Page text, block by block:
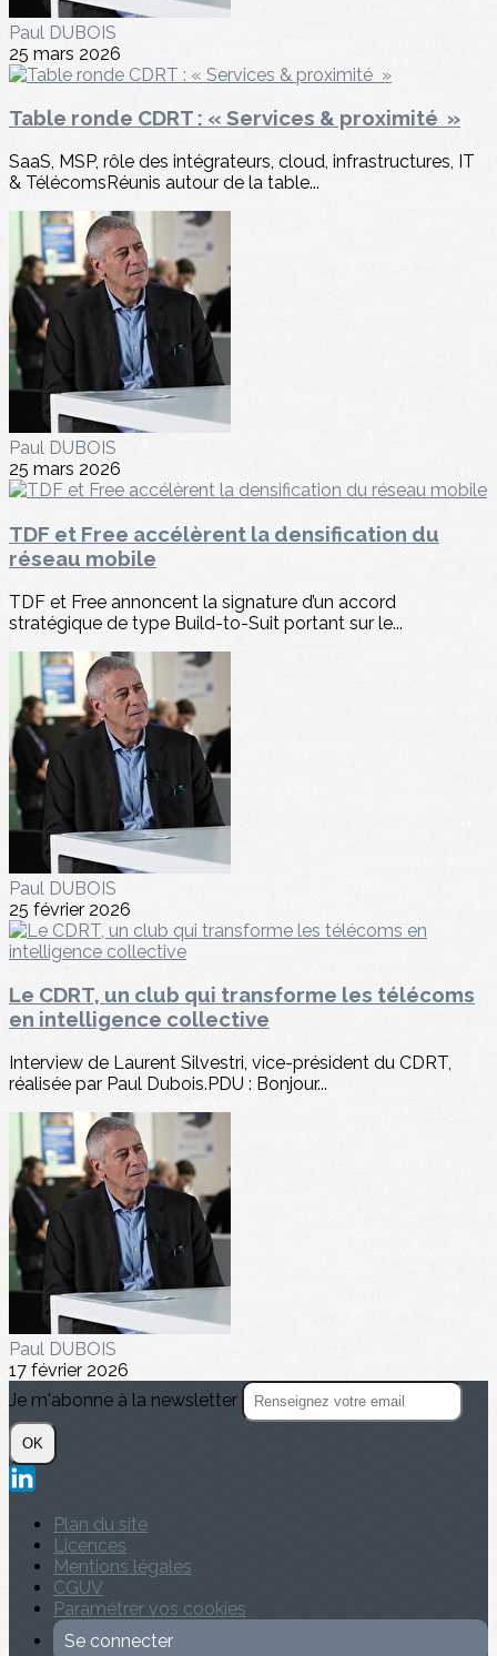
Paul DUBOIS
25 mars 2026
Table ronde CDRT : « Services & proximité »
SaaS, MSP, rôle des intégrateurs, cloud, infrastructures, IT
& TélécomsRéunis autour de la table...
Paul DUBOIS
25 mars 2026
TDF et Free accélèrent la densification du
réseau mobile
TDF et Free annoncent la signature d’un accord
stratégique de type Build-to-Suit portant sur le...
Paul DUBOIS
25 février 2026
Le CDRT, un club qui transforme les télécoms
en intelligence collective
Interview de Laurent Silvestri, vice-président du CDRT,
réalisée par Paul Dubois.PDU : Bonjour...
Paul DUBOIS
17 février 2026
Je m'abonne à la newsletter
OK
Plan du site
Licences
Mentions légales
CGUV
Paramétrer vos cookies
Se connecter